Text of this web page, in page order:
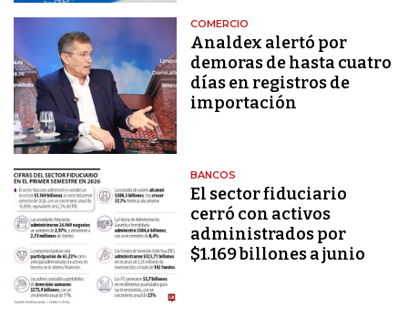
COMERCIO
Analdex alertó por
demoras de hasta cuatro
días en registros de
importación
BANCOS
El sector fiduciario
cerró con activos
administrados por
$1.169 billones a junio